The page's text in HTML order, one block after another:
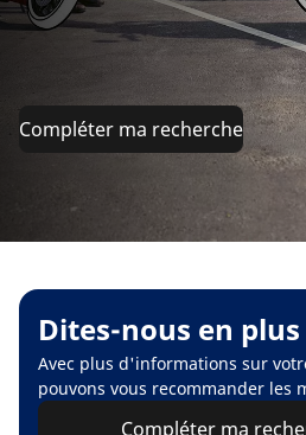
Compléter ma recherche
Dites-nous en plus
Avec plus d'informations sur
pouvons vous recommander les
Compléter ma